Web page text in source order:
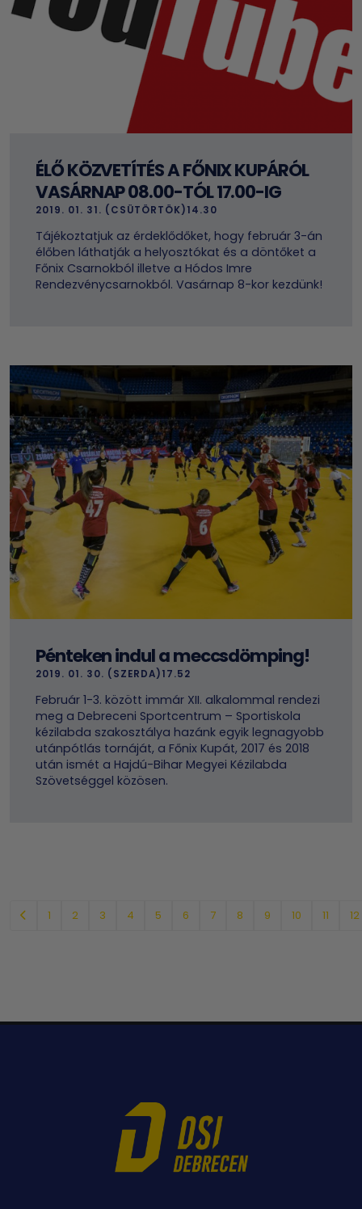
ÉLŐ KÖZVETÍTÉS A FŐNIX KUPÁRÓL
VASÁRNAP 08.00-TÓL 17.00-IG
2019. 01. 31. (CSÜTÖRTÖK)14.30
Tájékoztatjuk az érdeklődőket, hogy február 3-án
élőben láthatják a helyosztókat és a döntőket a
Főnix Csarnokból illetve a Hódos Imre
Rendezvénycsarnokból. Vasárnap 8-kor kezdünk!
Pénteken indul a meccsdömping!
2019. 01. 30. (SZERDA)17.52
Február 1-3. között immár XII. alkalommal rendezi
meg a Debreceni Sportcentrum – Sportiskola
kézilabda szakosztálya hazánk egyik legnagyobb
utánpótlás tornáját, a Főnix Kupát, 2017 és 2018
után ismét a Hajdú-Bihar Megyei Kézilabda
Szövetséggel közösen.
1 2 3 4 5 6 7 8 9 10 11 12